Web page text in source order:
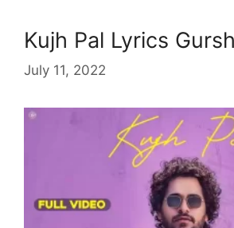
Kujh Pal Lyrics
July 11, 2022